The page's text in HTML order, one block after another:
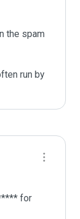
the spam
run by
for